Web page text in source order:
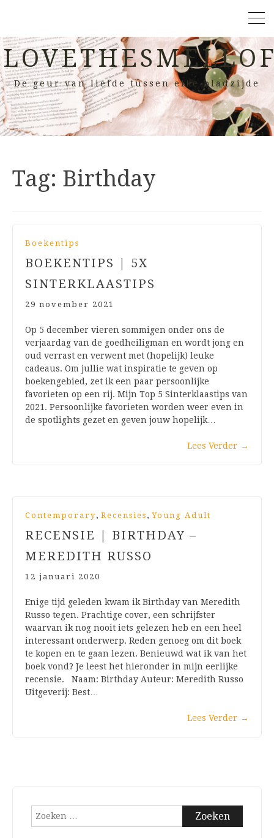
De geur van liefde tussen elke bladzijde
Tag: Birthday
Boekentips
BOEKENTIPS | 5X
SINTERKLAASTIPS
29 november 2021
Op 5 december vieren sommigen onder ons de
verjaardag van de goedheiligman en wordt jong en
oud verrast en verwent met (hopelijk) leuke
cadeaus. Om jullie wat inspiratie te geven op
boekengebied, zet ik een paar persoonlijke
favorieten op een rij. Mijn Top 5 Sinterklaastips van
2021. Persoonlijke favorieten worden weer even in
de spotlights gezet en geven jouw hopelijk…
Lees Verder →
Contemporary, Recensies , Young Adult
RECENSIE | BIRTHDAY –
MEREDITH RUSSO
12 januari 2020
Enige tijd geleden kwam ik Birthday van Meredith
Russo tegen. Prachtige cover, een schrijfster
waarvan ik nog nooit iets gelezen heb en een heel
interessant onderwerp. Reden genoeg om dit boek
te kopen en te gaan lezen. Benieuwd wat ik van het
boek vond? Je leest het hieronder in mijn eerlijke
recensie. Naam: Birthday Auteur: Meredith Russo
Uitgeverij: Best…
Lees Verder →
Zoeken